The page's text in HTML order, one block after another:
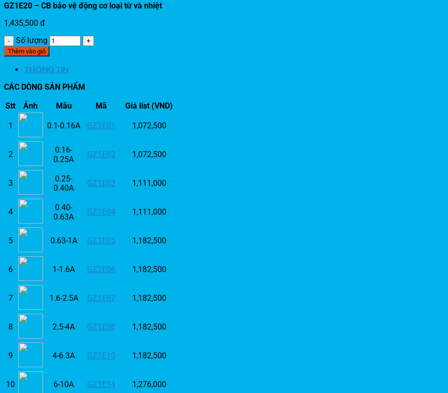
GZ1E20 – CB bảo vệ động cơ loại từ và nhiệt
1,435,500 đ
Số lượng
Thêm vào giỏ
THÔNG TIN
CÁC DÒNG SẢN PHẨM
Stt
Ảnh Mẫu Mã Giá list (VND)
1 0.1-0.16A GZ1E01 1,072,500
2
0.16-
0.25A
GZ1E02 1,072,500
3
0.25-
0.40A
GZ1E03 1,111,000
4
0.40-
0.63A
GZ1E04 1,111,000
5 0.63-1A GZ1E05 1,182,500
6 1-1.6A GZ1E06 1,182,500
7 1.6-2.5A GZ1E07 1,182,500
8 2.5-4A GZ1E08 1,182,500
9 4-6.3A GZ1E10 1,182,500
10 6-10A GZ1E14 1,276,000